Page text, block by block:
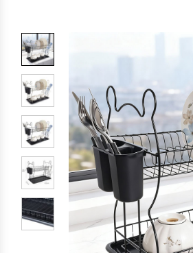
Accessoires
Accessoires Auto/Moto
Accessoires PC
Camping & Randonnée
Cuisine
Décoration
Electroménager
Électronique
Jouets